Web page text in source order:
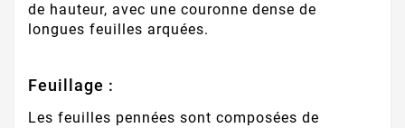
de hauteur, avec une couronne dense de
longues feuilles arquées.
Feuillage :
Les feuilles pennées sont composées de